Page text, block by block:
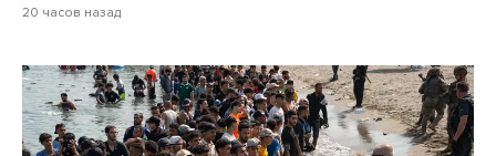
20 часов назад